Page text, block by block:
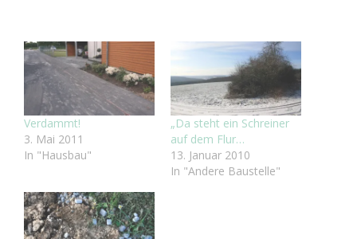
Verdammt!
3. Mai 2011
In "Hausbau"
„Da steht ein Schreiner
auf dem Flur…
13. Januar 2010
In "Andere Baustelle"